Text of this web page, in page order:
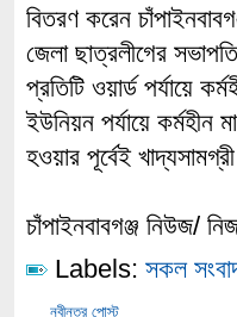
বিতরণ করেন
জেলা ছাত্রলীগের
প্রতিটি ওয়ার্ড পর্যায়ে
ইউনিয়ন পর্যায়ে
হওয়ার পূর্বেই
চাঁপাইনবাবগঞ্জ নিউজ/
Labels: সকল
নবীনতর পোস্ট